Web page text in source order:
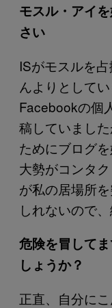
モスル・アイ
さい
ISがモスルを
んよりとして
Facebookの個
稿していまし
ためにブログ
大勢がコンタ
が私の居場所
しれないので
危険を冒して
しょうか？
正直、自分に